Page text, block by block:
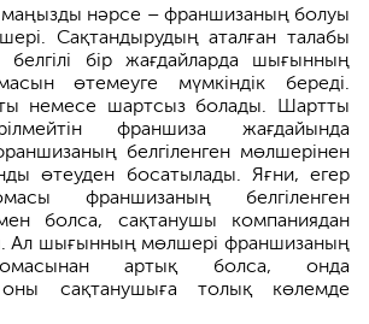
нәрсе – франшизаның болуы
Сақтандырудың аталған талабы
белгілі бір жағдайларда шығынның
өтемеуге мүмкіндік береді.
немесе шартсыз болады. Шартты
франшиза жағдайында
белгіленген мөлшерінен
өтеуден босатылады. Яғни, егер
франшизаның белгіленген
болса, сақтанушы компаниядан
Ал шығынның мөлшері франшизаның
артық болса, онда
сақтанушыға толық көлемде